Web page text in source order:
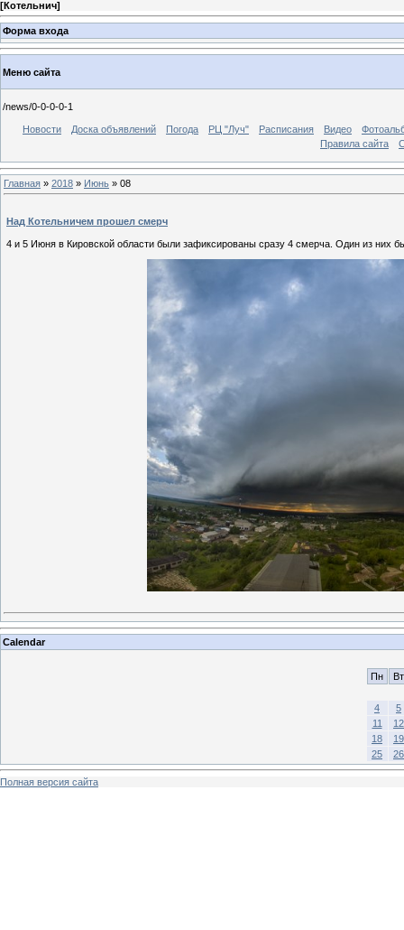
[Котельнич]
Форма входа
Меню сайта
/news/0-0-0-0-1
Новости Доска объявлений Погода РЦ "Луч" Расписания Видео
Правила сайта
Главная » 2018 » Июнь » 08
Над Котельничем прошел смерч
4 и 5 Июня в Кировской области были зафиксированы сразу 4 смерча. Один из них
Calendar
Пн Вт
4
5
11
12
18
19
25
26
Полная версия сайта